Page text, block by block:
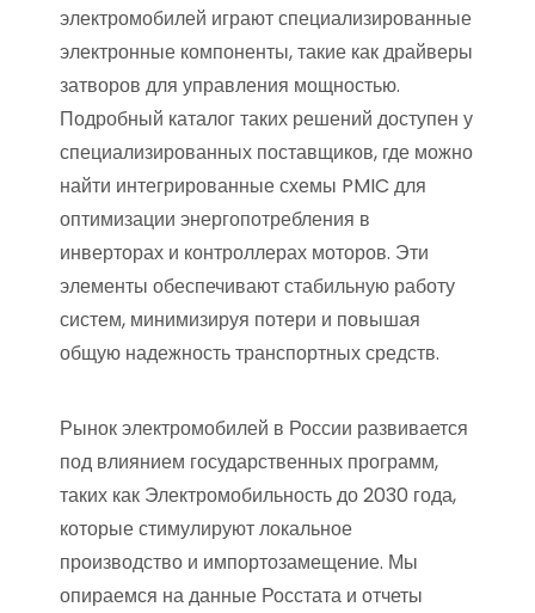
электромобилей играют специализированные
электронные компоненты, такие как драйверы
затворов для управления мощностью.
Подробный каталог таких решений доступен у
специализированных поставщиков, где можно
найти интегрированные схемы PMIC для
оптимизации энергопотребления в
инверторах и контроллерах моторов. Эти
элементы обеспечивают стабильную работу
систем, минимизируя потери и повышая
общую надежность транспортных средств.
Рынок электромобилей в России развивается
под влиянием государственных программ,
таких как Электромобильность до 2030 года,
которые стимулируют локальное
производство и импортозамещение. Мы
опираемся на данные Росстата и отчеты